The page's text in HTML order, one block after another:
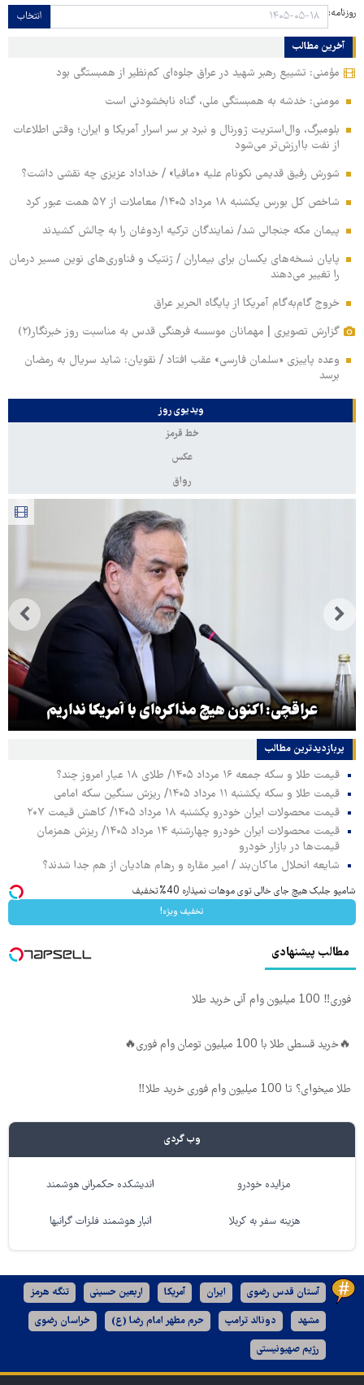
روزنامه: انتخاب
آخرین مطالب
مؤمنی: تشییع رهبر شهید در عراق جلوه‌ای کم‌نظیر از همبستگی بود
مومنی: خدشه به همبستگی ملی، گناه نابخشودنی است
بلومبرگ، وال‌استریت ژورنال و نبرد بر سر اسرار آمریکا و ایران؛ وقتی اطلاعات
از نفت باارزش‌تر می‌شود
شورش رفیق قدیمی نکونام علیه «مافیا» / خداداد عزیزی چه نقشی داشت؟
شاخص کل بورس یکشنبه ۱۸ مرداد ۱۴۰۵/ معاملات از ۵۷ همت عبور کرد
پیمان مکه جنجالی شد/ نمایندگان ترکیه اردوغان را به چالش کشیدند
پایان نسخه‌های یکسان برای بیماران / ژنتیک و فناوری‌های نوین مسیر درمان
را تغییر می‌دهند
خروج گام‌به‌گام آمریکا از پایگاه الحریر عراق
گزارش تصویری | مهمانان موسسه فرهنگی قدس به مناسبت روز خبرنگار(۲)
وعده پاییزی «سلمان فارسی» عقب افتاد / نقویان: شاید سریال به رمضان
برسد
ویدیوی روز
خط قرمز
عکس
رواق
عراقچی: اکنون هیچ مذاکره‌ای با آمریکا نداریم
پربازدیدترین‌ مطالب
قیمت طلا و سکه جمعه ۱۶ مرداد ۱۴۰۵/ طلای ۱۸ عیار امروز چند؟
قیمت طلا و سکه یکشنبه ۱۱ مرداد ۱۴۰۵/ ریزش سنگین سکه امامی
قیمت محصولات ایران خودرو یکشنبه ۱۸ مرداد ۱۴۰۵/ کاهش قیمت ۲۰۷
قیمت محصولات ایران خودرو چهارشنبه ۱۴ مرداد ۱۴۰۵/ ریزش همزمان
قیمت‌ها در بازار خودرو
شایعه انحلال ماکان‌بند / امیر مقاره و رهام هادیان از هم جدا شدند؟
شامپو جلبک هیچ جای خالی توی موهات نمیذاره 40%تخفیف
تخفیف ویژه!
مطالب پیشنهادی
فوری‼️ 100 میلیون وام آنی خرید طلا
🔥خرید قسطی طلا با 100 میلیون تومان وام فوری🔥
طلا میخوای؟ تا 100 میلیون وام فوری خرید طلا‼️
وب گردی
مزایده خودرو اندیشکده حکمرانی هوشمند
هزینه سفر به کربلا انبار هوشمند فلزات گرانبها
آستان قدس رضوی ایران آمریکا اربعین حسینی تنگه هرمز
مشهد دونالد ترامپ حرم مطهر امام رضا (ع) خراسان رضوی
رژیم صهیونیستی